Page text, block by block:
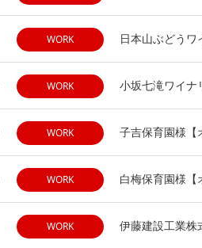
WORK 日本山ぶどう
WORK 小坂七滝ワイナ
WORK 子吉保育園様【
WORK 白梅保育園様【
WORK 伊藤建設工業